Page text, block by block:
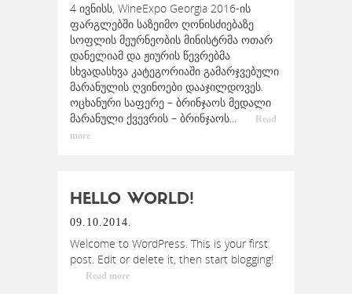
4 ივნისს, WineExpo Georgia 2016-ის
ფარგლებში საზეიმო ღონისძიებაზე
სოფლის მეურნეობის მინისტრმა ოთარ
დანელიამ და ჟიურის წევრებმა
სხვადასხვა კატეგორიაში გამარჯვებული
მარანულის ღვინოები დააჯილდოვეს.
ოცხანური საფერე – ბრინჯაოს მედალი
მარანული ქვევრის – ბრინჯაოს...
Read
more
HELLO WORLD!
09.10.2014.
Welcome to WordPress. This is your first
post. Edit or delete it, then start blogging!
Read more